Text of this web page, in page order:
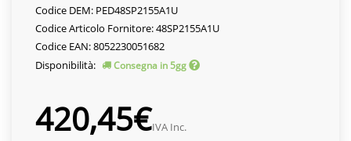
Codice DEM: PED48SP2155A1U
Codice Articolo Fornitore: 48SP2155A1U
Codice EAN: 8052230051682
Disponibilità:
Consegna in 5gg
420,45€IVA Inc.